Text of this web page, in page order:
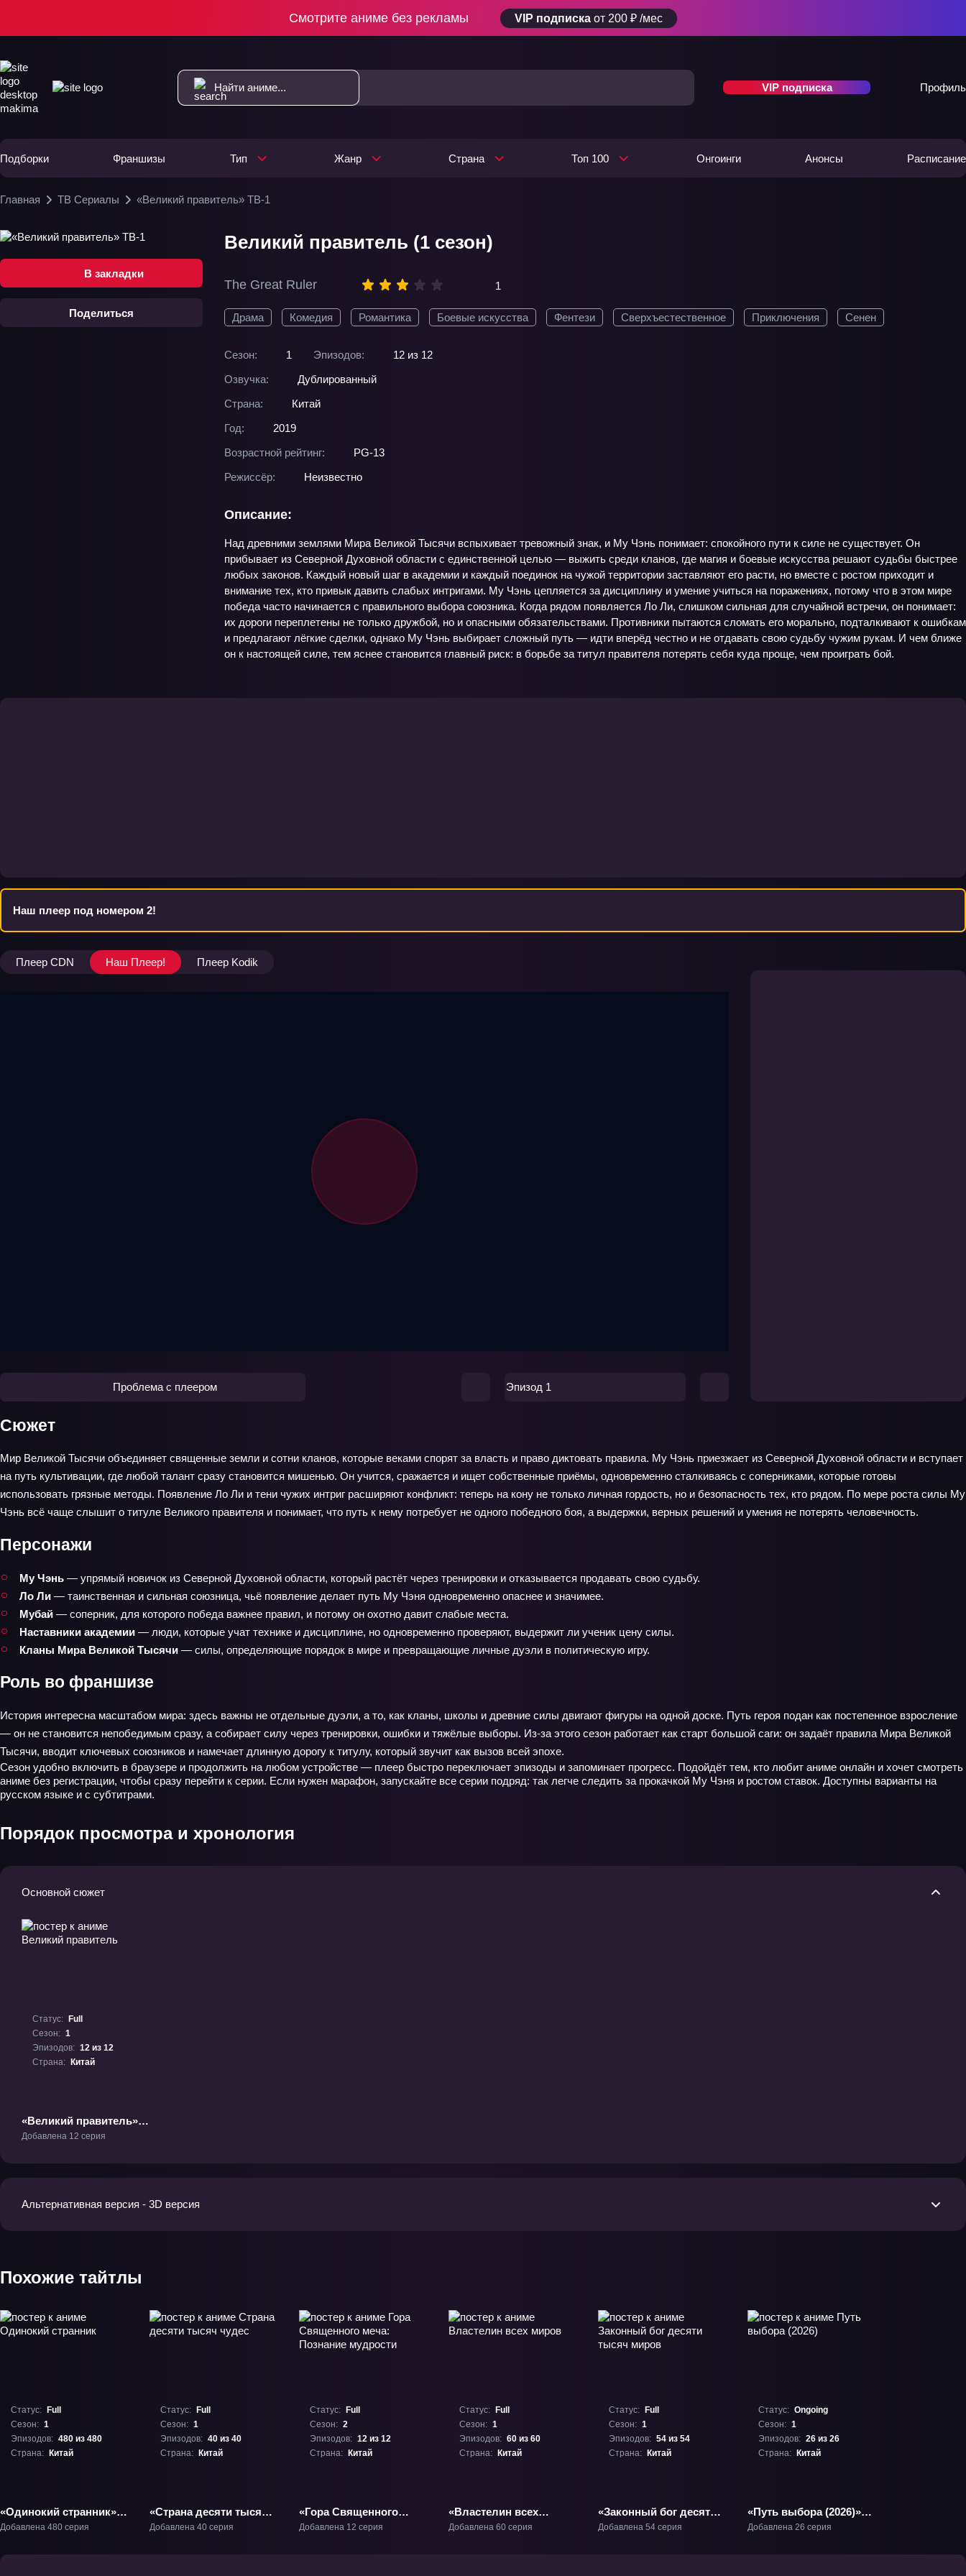
Смотрите аниме без рекламы VIP подписка от 200 ₽ /мес
VIP подписка Профиль
Подборки Франшизы Тип Жанр Страна Топ 100 Онгоинги Анонсы Расписание
Главная ТВ Сериалы «Великий правитель» ТВ-1
В закладки
Поделиться
Великий правитель (1 сезон)
The Great Ruler 1
Драма Комедия Романтика Боевые искусства Фентези Сверхъестественное Приключения Сенен
Сезон: 1 Эпизодов:
12 из 12
Озвучка:
Дублированный
Страна:
Китай
Год:
2019
Возрастной рейтинг:
PG-13
Режиссёр:
Неизвестно
Описание:
Над древними землями Мира Великой Тысячи вспыхивает тревожный знак, и Му Чэнь понимает: спокойного пути к силе не существует. Он
прибывает из Северной Духовной области с единственной целью — выжить среди кланов, где магия и боевые искусства решают судьбы быстрее
любых законов. Каждый новый шаг в академии и каждый поединок на чужой территории заставляют его расти, но вместе с ростом приходит и
внимание тех, кто привык давить слабых интригами. Му Чэнь цепляется за дисциплину и умение учиться на поражениях, потому что в этом мире
победа часто начинается с правильного выбора союзника. Когда рядом появляется Ло Ли, слишком сильная для случайной встречи, он понимает:
их дороги переплетены не только дружбой, но и опасными обязательствами. Противники пытаются сломать его морально, подталкивают к ошибкам
и предлагают лёгкие сделки, однако Му Чэнь выбирает сложный путь — идти вперёд честно и не отдавать свою судьбу чужим рукам. И чем ближе
он к настоящей силе, тем яснее становится главный риск: в борьбе за титул правителя потерять себя куда проще, чем проиграть бой.
Наш плеер под номером 2!
Плеер CDN Наш Плеер! Плеер Kodik
Проблема с плеером Эпизод 1
Сюжет
Мир Великой Тысячи объединяет священные земли и сотни кланов, которые веками спорят за власть и право диктовать правила. Му Чэнь приезжает из Северной Духовной области и вступает
на путь культивации, где любой талант сразу становится мишенью. Он учится, сражается и ищет собственные приёмы, одновременно сталкиваясь с соперниками, которые готовы
использовать грязные методы. Появление Ло Ли и тени чужих интриг расширяют конфликт: теперь на кону не только личная гордость, но и безопасность тех, кто рядом. По мере роста силы Му
Чэнь всё чаще слышит о титуле Великого правителя и понимает, что путь к нему потребует не одного победного боя, а выдержки, верных решений и умения не потерять человечность.
Персонажи
Му Чэнь — упрямый новичок из Северной Духовной области, который растёт через тренировки и отказывается продавать свою судьбу.
Ло Ли — таинственная и сильная союзница, чьё появление делает путь Му Чэня одновременно опаснее и значимее.
Мубай — соперник, для которого победа важнее правил, и потому он охотно давит слабые места.
Наставники академии — люди, которые учат технике и дисциплине, но одновременно проверяют, выдержит ли ученик цену силы.
Кланы Мира Великой Тысячи — силы, определяющие порядок в мире и превращающие личные дуэли в политическую игру.
Роль во франшизе
История интересна масштабом мира: здесь важны не отдельные дуэли, а то, как кланы, школы и древние силы двигают фигуры на одной доске. Путь героя подан как постепенное взросление
— он не становится непобедимым сразу, а собирает силу через тренировки, ошибки и тяжёлые выборы. Из-за этого сезон работает как старт большой саги: он задаёт правила Мира Великой
Тысячи, вводит ключевых союзников и намечает длинную дорогу к титулу, который звучит как вызов всей эпохе.
Сезон удобно включить в браузере и продолжить на любом устройстве — плеер быстро переключает эпизоды и запоминает прогресс. Подойдёт тем, кто любит аниме онлайн и хочет смотреть
аниме без регистрации, чтобы сразу перейти к серии. Если нужен марафон, запускайте все серии подряд: так легче следить за прокачкой Му Чэня и ростом ставок. Доступны варианты на
русском языке и с субтитрами.
Порядок просмотра и хронология
Основной сюжет
Статус:
Full
Сезон: 1
Эпизодов: 12 из 12
Страна:
Китай
«Великий правитель»
ТВ-1
Добавлена 12 серия
Альтернативная версия - 3D версия
Похожие тайтлы
Статус:
Full
Сезон: 1
Эпизодов: 480 из 480
Страна:
Китай
«Одинокий странник»
ТВ-1
Добавлена 480 серия
Статус:
Full
Сезон: 1
Эпизодов: 40 из 40
Страна:
Китай
«Страна десяти тысяч
чудес» ТВ-1
Добавлена 40 серия
Статус:
Full
Сезон: 2
Эпизодов: 12 из 12
Страна:
Китай
«Гора Священного
меча: Познание
Добавлена 12 серия
Статус:
Full
Сезон: 1
Эпизодов: 60 из 60
Страна:
Китай
«Властелин всех
миров» ТВ-1
Добавлена 60 серия
Статус:
Full
Сезон: 1
Эпизодов: 54 из 54
Страна:
Китай
«Законный бог десяти
тысяч миров» ТВ-1
Добавлена 54 серия
Статус: Ongoing
Сезон: 1
Эпизодов: 26 из 26
Страна:
Китай
«Путь выбора (2026)»
ТВ-1
Добавлена 26 серия